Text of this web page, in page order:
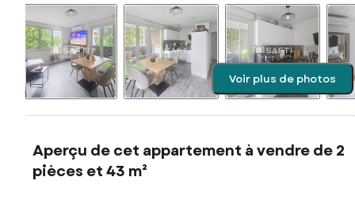
Voir plus de photos
Aperçu de cet appartement à vendre de 2
pièces et 43 m²